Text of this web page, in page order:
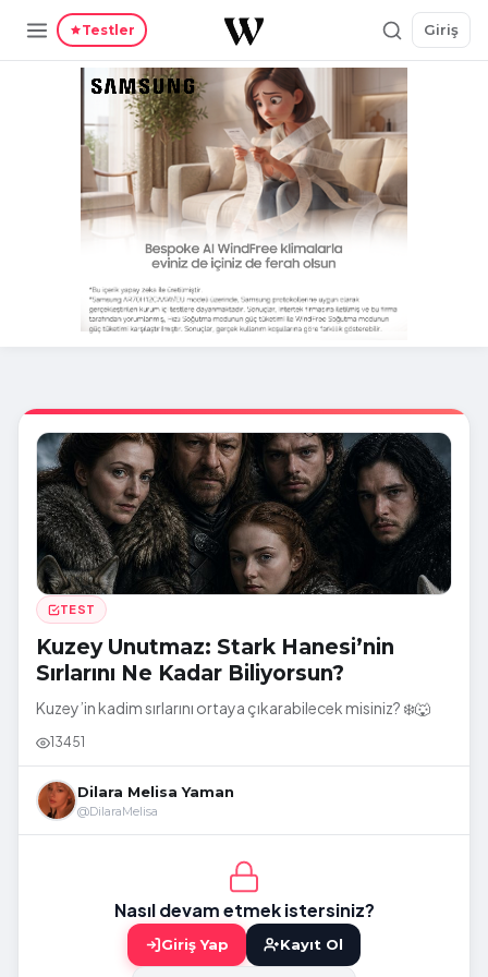
Testler Giriş
TEST
Kuzey Unutmaz: Stark Hanesi’nin
Sırlarını Ne Kadar Biliyorsun?
Kuzey’in kadim sırlarını ortaya çıkarabilecek misiniz? ❄️🐺
13451
Dilara Melisa Yaman
@DilaraMelisa
Nasıl devam etmek istersiniz?
Giriş Yap Kayıt Ol